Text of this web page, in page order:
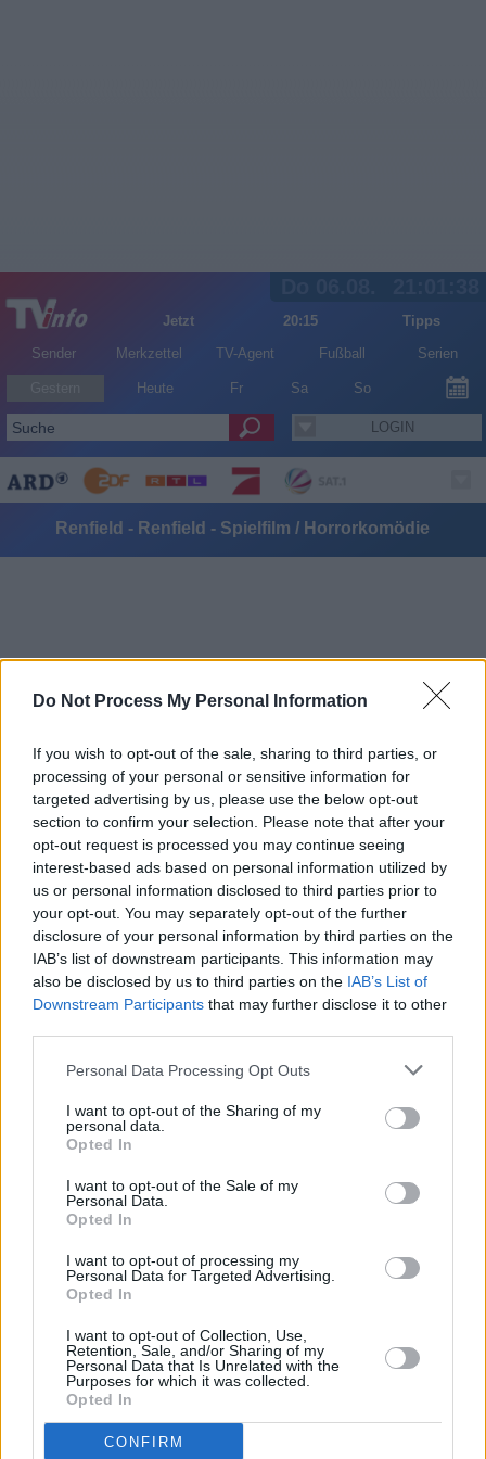
Do Not Process My Personal Information
If you wish to opt-out of the sale, sharing to third parties, or
processing of your personal or sensitive information for
targeted advertising by us, please use the below opt-out
section to confirm your selection. Please note that after your
opt-out request is processed you may continue seeing
interest-based ads based on personal information utilized by
us or personal information disclosed to third parties prior to
your opt-out. You may separately opt-out of the further
disclosure of your personal information by third parties on the
IAB’s list of downstream participants. This information may
also be disclosed by us to third parties on the IAB’s List of
Downstream Participants that may further disclose it to other
Personal Data Processing Opt Outs
I want to opt-out of the Sharing of my
personal data.
Opted In
I want to opt-out of the Sale of my
Personal Data.
Opted In
I want to opt-out of processing my
Personal Data for Targeted Advertising.
Opted In
I want to opt-out of Collection, Use,
Retention, Sale, and/or Sharing of my
Personal Data that Is Unrelated with the
Purposes for which it was collected.
Opted In
CONFIRM
Jetzt 20:15
Tipps
Sender
Merkzettel TV-Agent Fußball Serien
Heute Fr Sa So
LOGIN
Renfield - Renfield - Spielfilm / Horrorkomödie
Großbritannien/ Kanada,2023
Spielfilm
Übersicht
Renfield will Graf Dracula ein für alle Mal den Rücken kehren.